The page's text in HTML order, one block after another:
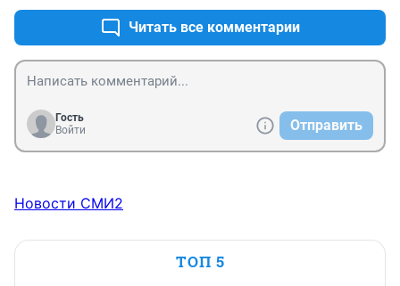
Читать все комментарии
Гость
Войти
Отправить
Новости СМИ2
ТОП 5